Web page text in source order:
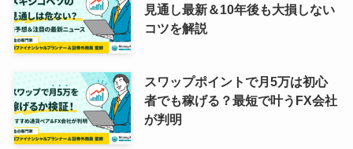
見通し最新＆10年後も大損しない
コツを解説
スワップポイントで月5万は初心
者でも稼げる？最短で叶うFX会社
が判明